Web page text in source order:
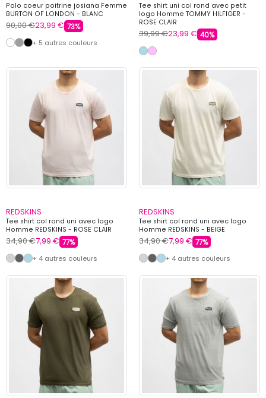
Polo coeur poitrine josiana Femme
BURTON OF LONDON - BLANC
90,00 €23,99 € 73%
+ 5 autres couleurs
Tee shirt uni col rond avec petit
logo Homme TOMMY HILFIGER -
ROSE CLAIR
39,99 €23,99 € 40%
REDSKINS
Tee shirt col rond uni avec logo
Homme REDSKINS - ROSE CLAIR
34,90 €7,99 € 77%
+ 4 autres couleurs
REDSKINS
Tee shirt col rond uni avec logo
Homme REDSKINS - BEIGE
34,90 €7,99 € 77%
+ 4 autres couleurs